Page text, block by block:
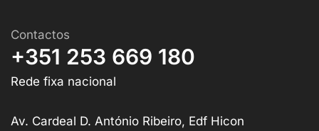
Contactos
+351 253 669 180
Rede fixa nacional
Av. Cardeal D. António Ribeiro, Edf Hicon